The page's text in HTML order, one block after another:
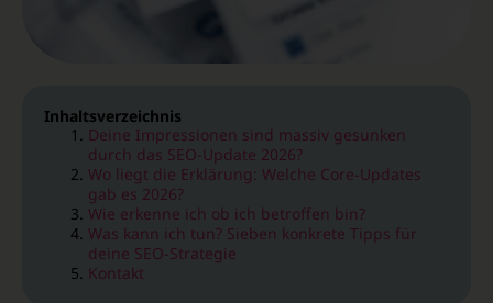
Inhaltsverzeichnis
Deine Impressionen sind massiv gesunken
durch das SEO-Update 2026?
Wo liegt die Erklärung: Welche Core-Updates
gab es 2026?
Wie erkenne ich ob ich betroffen bin?
Was kann ich tun? Sieben konkrete Tipps für
deine SEO-Strategie
Kontakt